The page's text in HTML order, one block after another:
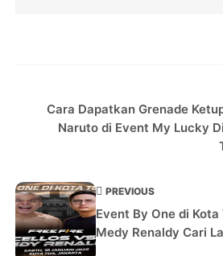
Cara Dapatkan Grenade
Naruto di Event My Lucky
PREVIOUS
Event By One di
Medy Renaldy Cari